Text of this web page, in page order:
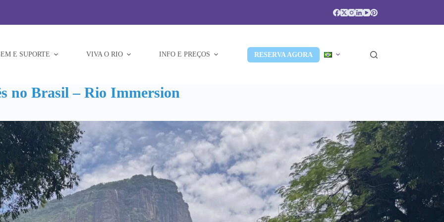
E SUPORTE VIVA O RIO INFO E PREÇOS RESERVA AGORA
no Brasil – Rio Immersion